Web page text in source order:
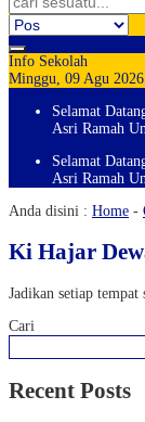
Info Sekolah
Minggu, 09 Agu 2026
Selamat
Asri Ramah
Selamat
Asri Ramah
Anda disini : Home -
Ki Hajar
Jadikan setiap tempat
Cari
Recent Posts